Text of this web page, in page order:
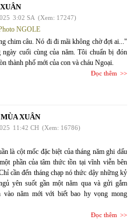
3:02 SA (Xem: 17247)
NGOLE
chim câu. Nó đi đi mãi không chờ đợi ai..."
cuối cùng của năm. Tôi chuẩn bị đón
thành phố mới của con và cháu Ngoại.
Đọc thêm
XUÂN
11:42 CH (Xem: 16786)
là cột mốc đặc biệt của tháng năm ghi dấu
phần của tâm thức tồn tại vĩnh viễn bên
cần đến tháng chạp nó thức dậy những kỷ
yên suốt gần một năm qua và gửi gắm
vào năm mới với biết bao hy vọng mong
Đọc thêm